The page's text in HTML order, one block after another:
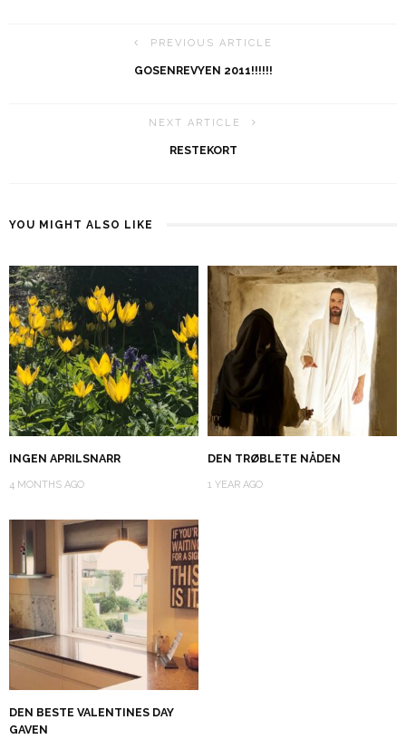
PREVIOUS ARTICLE
GOSENREVYEN 2011!!!!!!
NEXT ARTICLE
RESTEKORT
YOU MIGHT ALSO LIKE
INGEN APRILSNARR
4 MONTHS AGO
DEN TRØBLETE NÅDEN
1 YEAR AGO
DEN BESTE VALENTINES DAY
GAVEN